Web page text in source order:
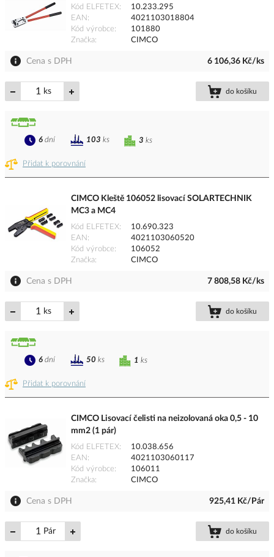
Kód ELFETEX
10.233.295
EAN
4021103018804
Kód výrobce
101880
Značka
CIMCO
Cena s DPH 6 106,36 Kč/ks
ks do košíku
Přidat k porovnání
3 ks
6 dní 103 ks
CIMCO Kleště 106052 lisovací SOLARTECHNIK
MC3 a MC4
Kód ELFETEX
10.690.323
EAN
4021103060520
Kód výrobce
106052
Značka
CIMCO
Cena s DPH 7 808,58 Kč/ks
ks do košíku
Přidat k porovnání
1 ks
6 dní 50 ks
CIMCO Lisovací čelisti na neizolovaná oka 0,5 - 10
mm2 (1 pár)
Kód ELFETEX
10.038.656
EAN
4021103060117
Kód výrobce
106011
Značka
CIMCO
Cena s DPH 925,41 Kč/Pár
Pár do košíku